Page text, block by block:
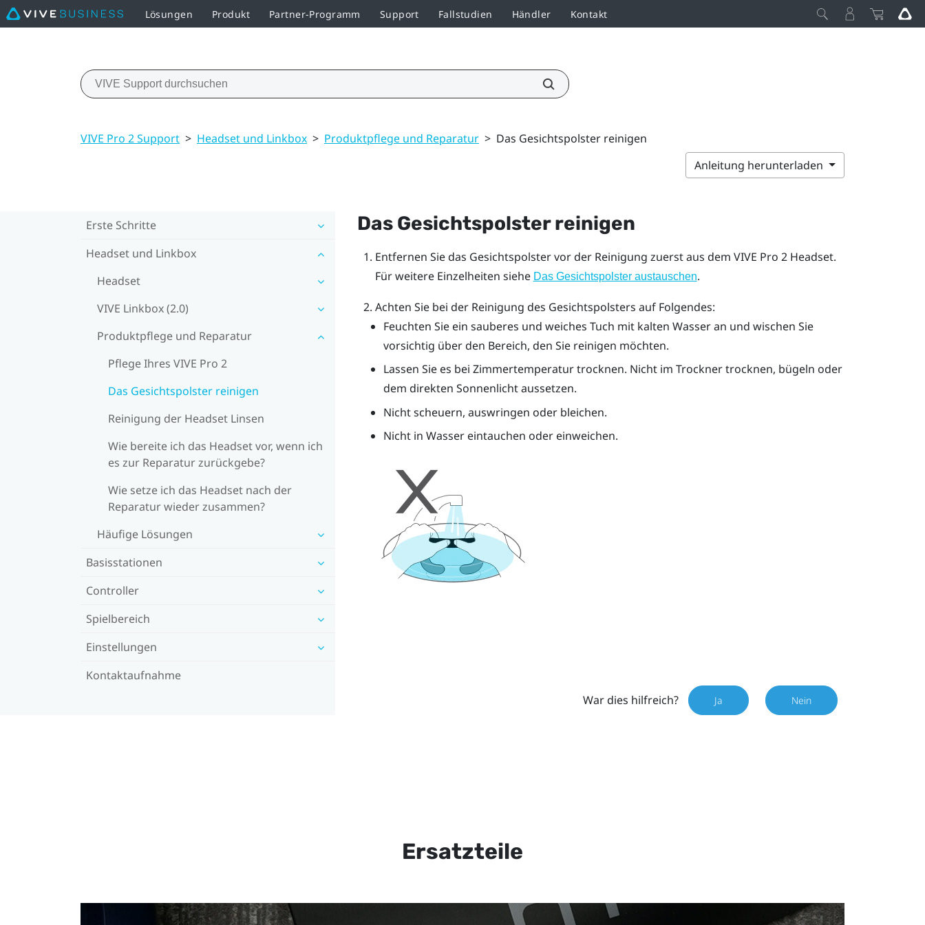
Lösungen Produkt Partner-Programm Support Fallstudien Händler Kontakt
VIVE Pro 2 Support > Headset und Linkbox > Produktpflege und Reparatur > Das Gesichtspolster reinigen
Anleitung herunterladen
Erste Schritte
Headset und Linkbox
Headset
VIVE Linkbox (2.0)
Produktpflege und Reparatur
Pflege Ihres VIVE Pro 2
Das Gesichtspolster reinigen
Reinigung der Headset Linsen
Wie bereite ich das Headset vor, wenn ich
es zur Reparatur zurückgebe?
Wie setze ich das Headset nach der
Reparatur wieder zusammen?
Häufige Lösungen
Basisstationen
Controller
Spielbereich
Einstellungen
Kontaktaufnahme
Das Gesichtspolster reinigen
Entfernen Sie das Gesichtspolster vor der Reinigung zuerst aus dem VIVE Pro 2Headset.
Für weitere Einzelheiten siehe Das Gesichtspolster austauschen.
Achten Sie bei der Reinigung des Gesichtspolsters auf Folgendes:
Feuchten Sie ein sauberes und weiches Tuch mit kalten Wasser an und wischen Sie
vorsichtig über den Bereich, den Sie reinigen möchten.
Lassen Sie es bei Zimmertemperatur trocknen. Nicht im Trockner trocknen, bügeln oder
dem direkten Sonnenlicht aussetzen.
Nicht scheuern, auswringen oder bleichen.
Nicht in Wasser eintauchen oder einweichen.
War dies hilfreich? Ja Nein
Ersatzteile